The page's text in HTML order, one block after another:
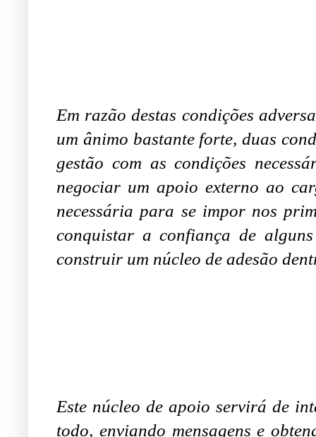
Em razão destas condições
um ânimo bastante forte, duas
gestão com as condições
negociar um apoio externo ao
necessária para se impor nos
conquistar a confiança de
construir um núcleo de adesão
Este núcleo de apoio servirá de
todo, enviando mensagens e